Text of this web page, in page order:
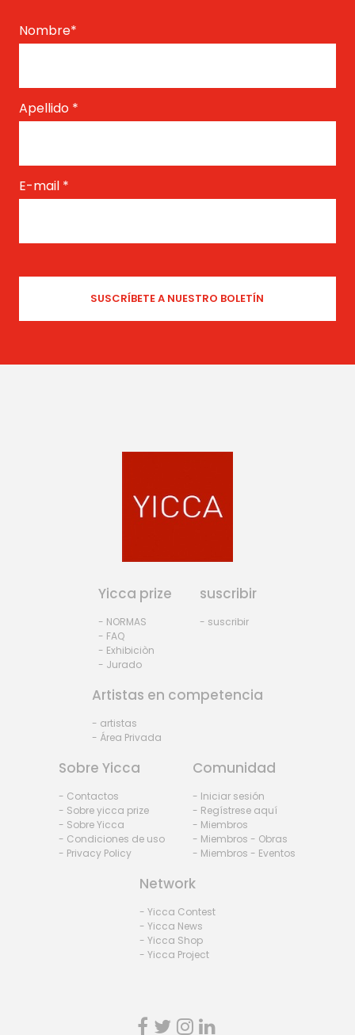
Nombre*
Apellido *
E-mail *
Yicca prize
- NORMAS
- FAQ
- Exhibiciòn
- Jurado
suscribir
- suscribir
Artistas en competencia
- artistas
- Área Privada
Sobre Yicca
- Contactos
- Sobre yicca prize
- Sobre Yicca
- Condiciones de uso
- Privacy Policy
Comunidad
- Iniciar sesión
- Regístrese aquí
- Miembros
- Miembros - Obras
- Miembros - Eventos
Network
- Yicca Contest
- Yicca News
- Yicca Shop
- Yicca Project